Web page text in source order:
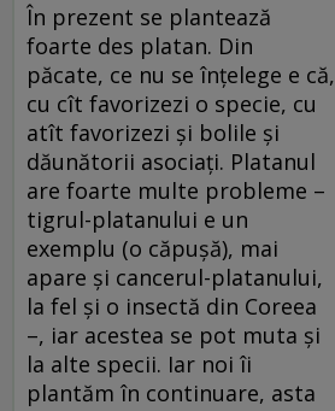
În prezent se plantează
foarte des platan. Din
păcate, ce nu se înțelege e că,
cu cît favorizezi o specie, cu
atît favorizezi și bolile și
dăunătorii asociați. Platanul
are foarte multe probleme –
tigrul-platanului e un
exemplu (o căpușă), mai
apare și cancerul-platanului,
la fel și o insectă din Coreea
–, iar acestea se pot muta și
la alte specii. Iar noi îi
plantăm în continuare, asta